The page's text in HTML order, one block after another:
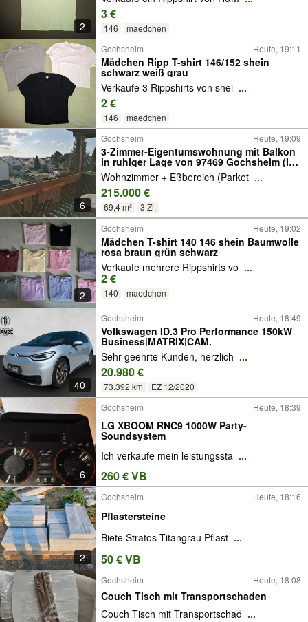
2
3 €
146
maedchen
Gochsheim
Heute, 19:11
Mädchen Ripp T-shirt 146/152 shein
schwarz weiß grau
Verkaufe 3 Rippshirts von shei ...
2 €
146 maedchen
6
Gochsheim Heute, 19:09
3-Zimmer-Eigentumswohnung mit Balkon
in ruhiger Lage von 97469 Gochsheim (ID
10703)
Wohnzimmer + Eßbereich (Parket ...
215.000 €
69,4 m² 3 Zi.
2
Gochsheim Heute, 19:02
Mädchen T-shirt 140 146 shein Baumwolle
rosa braun grün schwarz
Verkaufe mehrere Rippshirts vo ...
2 €
140 maedchen
40
Gochsheim Heute, 18:49
Volkswagen ID.3 Pro Performance 150kW
Business|MATRIX|CAM.
Sehr geehrte Kunden, herzlich ...
20.980 €
73.392 km EZ 12/2020
6
Gochsheim Heute, 18:39
LG XBOOM RNC9 1000W Party-
Soundsystem
Ich verkaufe mein leistungssta ...
260 € VB
2
Gochsheim Heute, 18:16
Pflastersteine
Biete Stratos Titangrau Pflast ...
50 € VB
Gochsheim Heute, 18:08
Couch Tisch mit Transportschaden
Couch Tisch mit Transportschad ...